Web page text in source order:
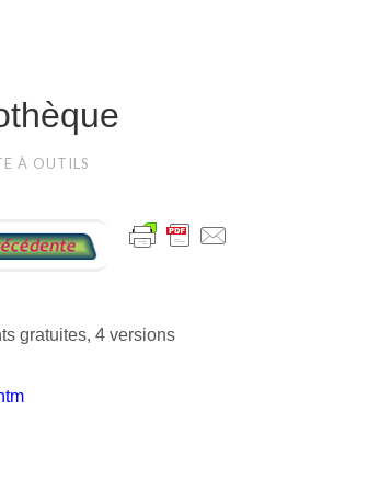
À OUTILS
gratuites, 4 versions